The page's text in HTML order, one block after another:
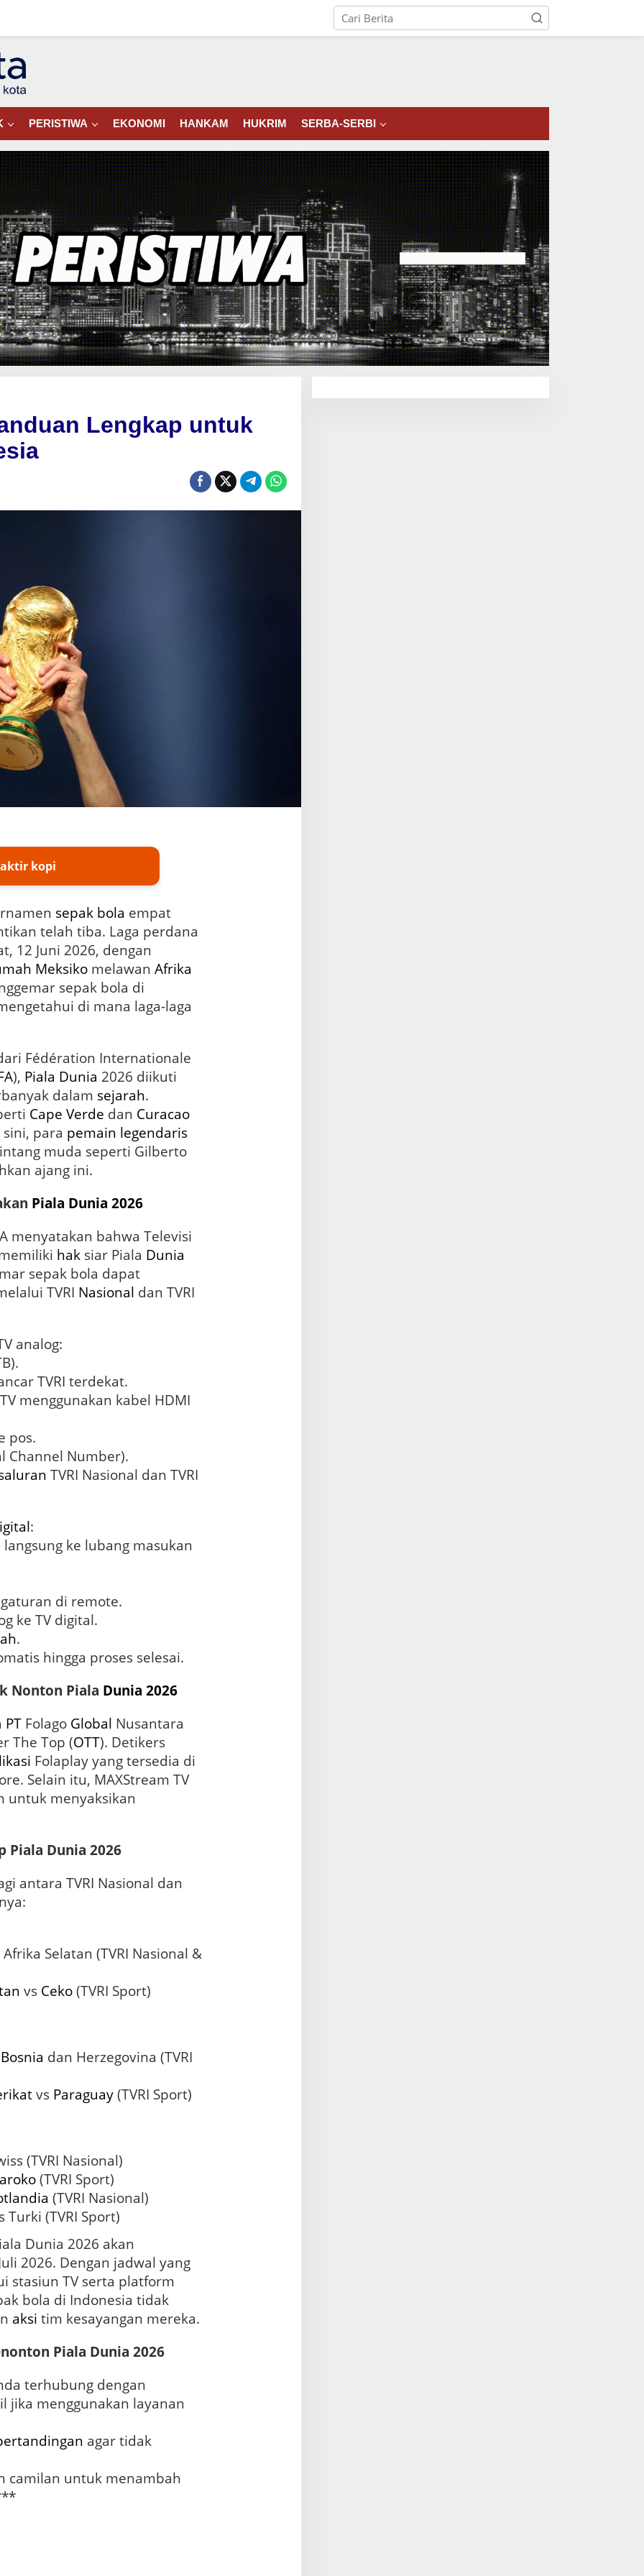
PERISTIWA EKONOMI HANKAM HUKRIM SERBA-SERBI
Lengkap untuk
kopi
sepak bola empat
telah tiba. Laga perdana
12 Juni 2026, dengan
Meksikomelawan Afrika
sepak bola di
di mana laga-laga
Fédération Internationale
), Piala Dunia 2026 diikuti
dalam sejarah.
Cape Verde dan Curacao
para pemain legendaris
muda seperti Gilberto
ajang ini.
Piala Dunia 2026
menyatakan bahwa Televisi
haksiar Piala Dunia
sepak bola dapat
TVRI Nasional dan TVRI
analog:
TVRI terdekat.
menggunakan kabel HDMI
pos.
Channel Number).
TVRI Nasional dan TVRI
:
ke lubang masukan
di remote.
ke TV digital.
.
hingga proses selesai.
Nonton Piala Dunia 2026
PTFolago Global Nusantara
The Top (OTT). Detikers
Folaplay yang tersedia di
Selain itu, MAXStream TV
untuk menyaksikan
Piala Dunia 2026
antara TVRI Nasional dan
Selatan (TVRI Nasional &
vs Ceko(TVRI Sport)
Bosnia dan Herzegovina (TVRI
vs Paraguay(TVRI Sport)
(TVRI Nasional)
(TVRI Sport)
(TVRI Nasional)
Turki (TVRI Sport)
Dunia 2026 akan
2026. Dengan jadwal yang
stasiun TV serta platform
bola di Indonesia tidak
aksi tim kesayangan mereka.
Piala Dunia 2026
terhubung dengan
jika menggunakan layanan
agar tidak
camilan untuk menambah